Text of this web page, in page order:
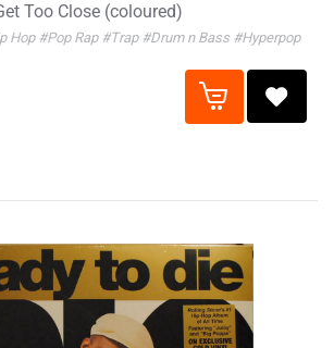
Too Close (coloured)
Hop #Pop Rap #Trap #Drum n Bass #Hyperpop